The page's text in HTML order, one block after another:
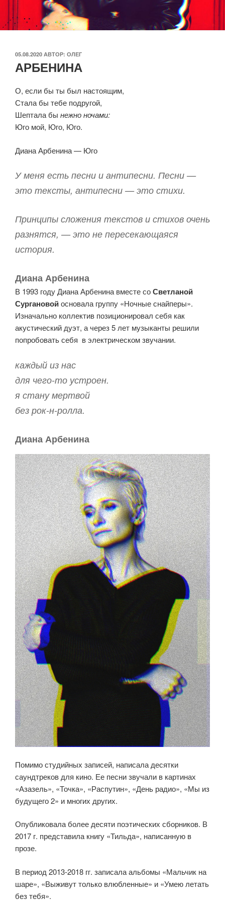
ОПУБЛИКОВАНО
05.08.2020 АВТОР: ОЛЕГ
АРБЕНИНА
О, если бы ты был настоящим,
Стала бы тебе подругой,
Шептала бы нежно ночами:
Юго мой, Юго, Юго.
Диана Арбенина — Юго
У меня есть песни и антипесни. Песни —
это тексты, антипесни — это стихи.
Принципы сложения текстов и стихов очень
разнятся, — это не пересекающаяся
история.
Диана Арбенина
В 1993 году Диана Арбенина вместе соСветланой
Сургановойосновала группу «Ночные снайперы».
Изначально коллектив позиционировал себя как
акустический дуэт, а через 5 лет музыканты решили
попробовать себя в электрическом звучании.
каждый из нас
для чего-то устроен.
я стану мертвой
без рок-н-ролла.
Диана Арбенина
Помимо студийных записей, написала десятки
саундтреков для кино. Ее песни звучали в картинах
«Азазель», «Точка», «Распутин», «День радио», «Мы из
будущего 2» и многих других.
Опубликовала более десяти поэтических сборников. В
2017 г. представила книгу «Тильда», написанную в
прозе.
В период 2013-2018 гг. записала альбомы «Мальчик на
шаре», «Выживут только влюбленные» и «Умею летать
без тебя».